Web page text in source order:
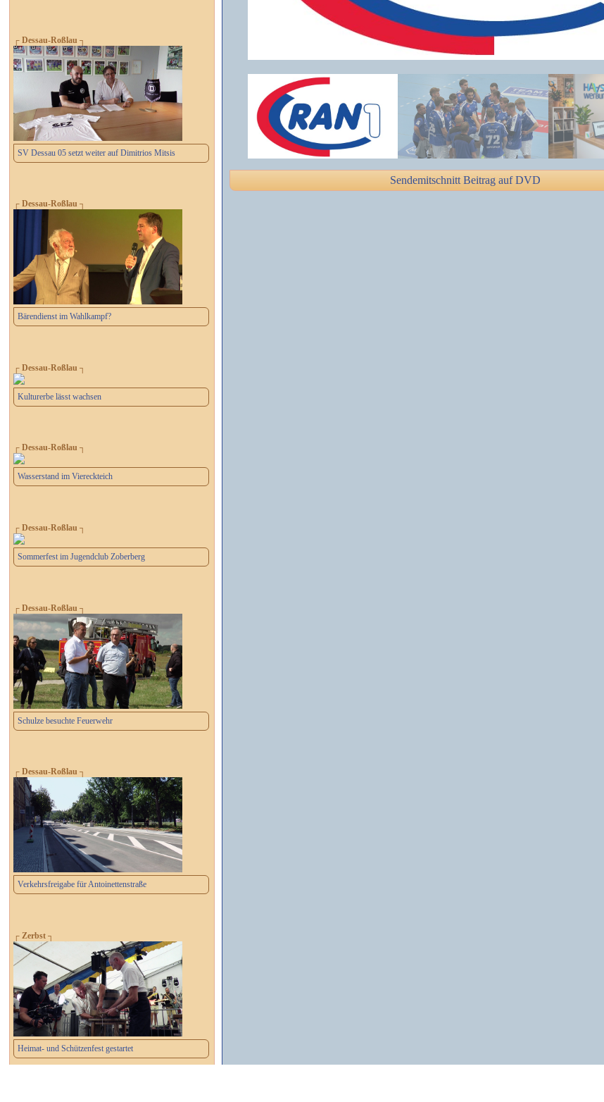
┌ Dessau-Roßlau ┐
SV Dessau 05 setzt weiter auf Dimitrios Mitsis
┌ Dessau-Roßlau ┐
Bärendienst im Wahlkampf?
┌ Dessau-Roßlau ┐
Kulturerbe lässt wachsen
┌ Dessau-Roßlau ┐
Wasserstand im Viereckteich
┌ Dessau-Roßlau ┐
Sommerfest im Jugendclub Zoberberg
┌ Dessau-Roßlau ┐
Schulze besuchte Feuerwehr
┌ Dessau-Roßlau ┐
Verkehrsfreigabe für Antoinettenstraße
┌ Zerbst ┐
Heimat- und Schützenfest gestartet
Sendemitschnitt Beitrag auf DVD